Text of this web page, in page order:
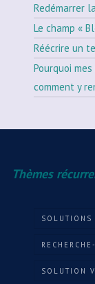
Redémarrer
Le champ «
Réécrire un
Pourquoi
comment y
Thèmes
SOLUTIONS
SOLUTION